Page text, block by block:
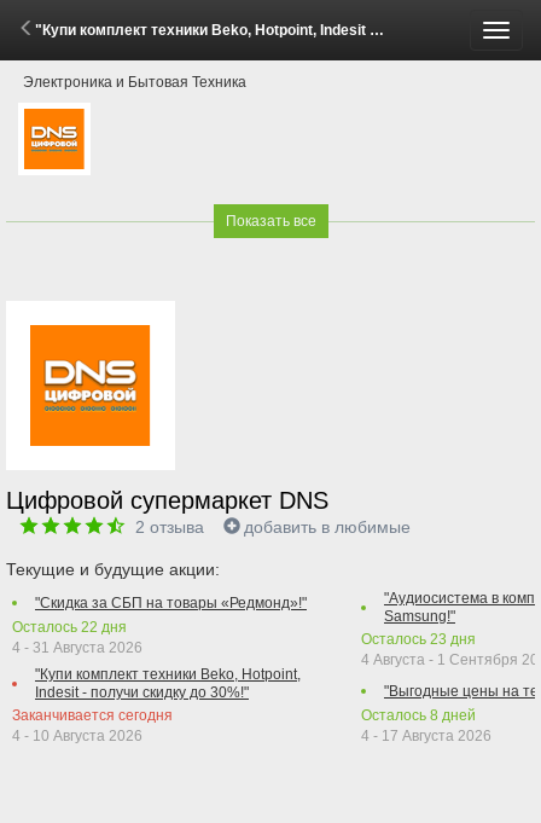
"Купи комплект техники Beko, Hotpoint, Indesit - получи скидку до 30%!" (7 Апреля - 1 Июня 2026)
Электроника и Бытовая Техника
Показать все
Цифровой супермаркет DNS
2 отзыва добавить в любимые
Текущие и будущие акции:
"Скидка за СБП на товары «Редмонд»!"
Осталось 22 дня
4 - 31 Августа 2026
"Купи комплект техники Beko, Hotpoint,
Indesit - получи скидку до 30%!"
Заканчивается сегодня
4 - 10 Августа 2026
"Аудиосистема в
Samsung!"
Осталось 23 дня
4 Августа - 1 Сентября
"Выгодные цены на
Осталось 8 дней
4 - 17 Августа 2026